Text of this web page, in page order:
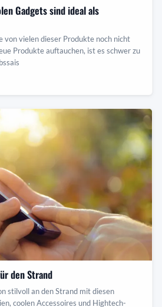
Gadgets sind ideal als
von vielen dieser Produkte noch nicht
Produkte auftauchen, ist es schwer zu
den Strand
stilvoll an den Strand mit diesen
coolen Accessoires und Hightech-